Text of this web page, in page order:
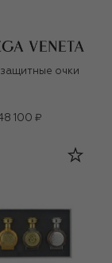
очки
100 ₽